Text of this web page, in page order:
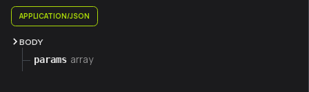
APPLICATION/JSON
BODY
params array